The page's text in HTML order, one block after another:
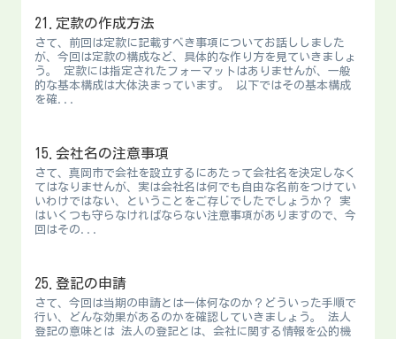
21.定款の作成方法
さて、前回は定款に記載すべき事項についてお話ししました
が、今回は定款の構成など、具体的な作り方を見ていきましょ
う。 定款には指定されたフォーマットはありませんが、一般
的な基本構成は大体決まっています。 以下ではその基本構成
を確...
15.会社名の注意事項
さて、真岡市で会社を設立するにあたって会社名を決定しなく
てはなりませんが、実は会社名は何でも自由な名前をつけてい
いわけではない、ということをご存じでしたでしょうか？ 実
はいくつも守らなければならない注意事項がありますので、今
回はその...
25.登記の申請
さて、今回は当期の申請とは一体何なのか？どういった手順で
行い、どんな効果があるのかを確認していきましょう。 法人
登記の意味とは 法人の登記とは、会社に関する情報を公的機